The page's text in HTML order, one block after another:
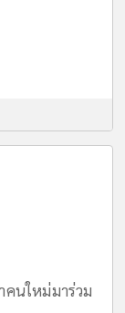
นใหม่มาร่วม